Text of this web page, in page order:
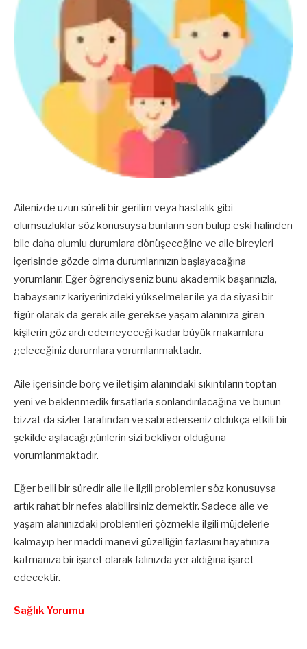
Ailenizde uzun süreli bir gerilim veya hastalık gibi
olumsuzluklar söz konusuysa bunların son bulup eski halinden
bile daha olumlu durumlara dönüşeceğine ve aile bireyleri
içerisinde gözde olma durumlarınızın başlayacağına
yorumlanır. Eğer öğrenciyseniz bunu akademik başarınızla,
babaysanız kariyerinizdeki yükselmeler ile ya da siyasi bir
figür olarak da gerek aile gerekse yaşam alanınıza giren
kişilerin göz ardı edemeyeceği kadar büyük makamlara
geleceğiniz durumlara yorumlanmaktadır.
Aile içerisinde borç ve iletişim alanındaki sıkıntıların toptan
yeni ve beklenmedik fırsatlarla sonlandırılacağına ve bunun
bizzat da sizler tarafından ve sabrederseniz oldukça etkili bir
şekilde aşılacağı günlerin sizi bekliyor olduğuna
yorumlanmaktadır.
Eğer belli bir süredir aile ile ilgili problemler söz konusuysa
artık rahat bir nefes alabilirsiniz demektir. Sadece aile ve
yaşam alanınızdaki problemleri çözmekle ilgili müjdelerle
kalmayıp her maddi manevi güzelliğin fazlasını hayatınıza
katmanıza bir işaret olarak falınızda yer aldığına işaret
edecektir.
Sağlık Yorumu